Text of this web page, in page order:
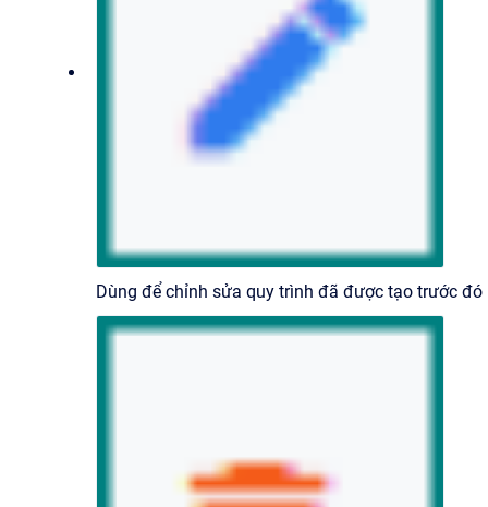
Dùng để chỉnh sửa quy trình đã được tạo trước đó